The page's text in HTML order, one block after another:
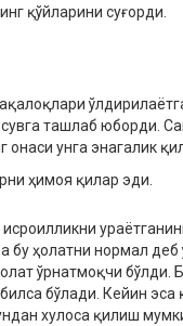
қўйларини суғорди.
сувга ташлаб юборди.
онаси унга энагалик
ҳимоя қилар эди.
бу ҳолатни нормал
ўрнатмоқчи бўлди.
бўлади. Кейин
хулоса қилиш